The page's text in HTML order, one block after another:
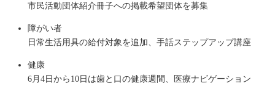
市民活動団体紹介冊子への掲載希望団体を募集
障がい者
日常生活用具の給付対象を追加、手話ステップアップ講座
健康
6月4日から10日は歯と口の健康週間、医療ナビゲーション